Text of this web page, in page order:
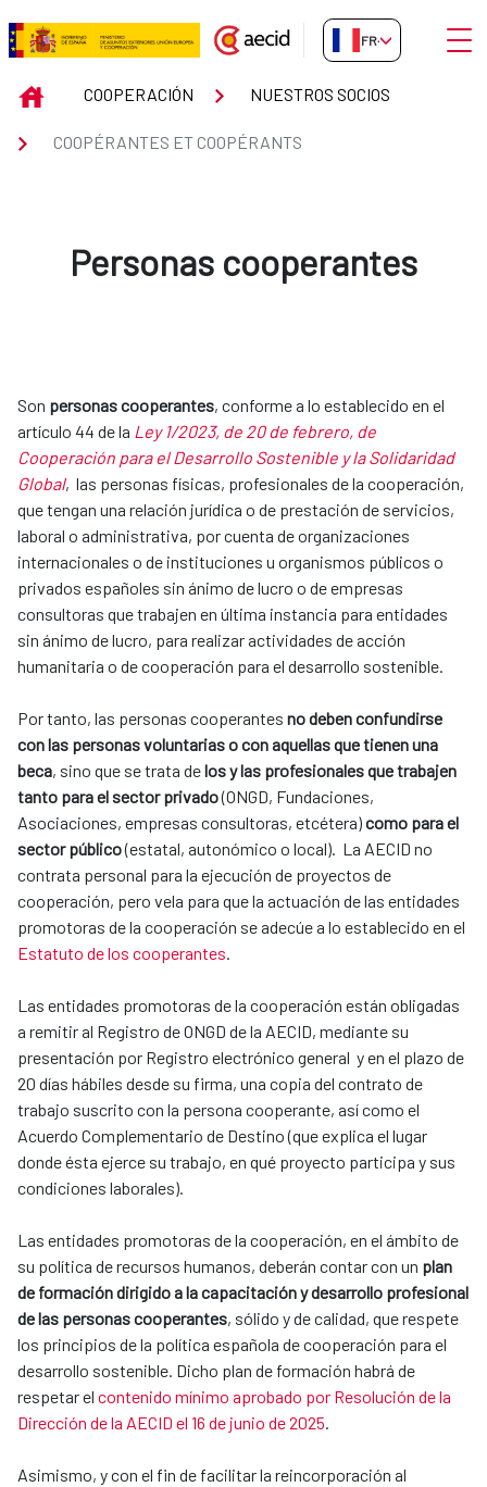
Saut au contenu principal
COOPÉRANTES ET
FR-FR
INICIOCOOPERACIÓN NUESTROS SOCIOS
COOPÉRANTES ET COOPÉRANTS
Personas cooperantes
Son personas cooperantes, conforme a lo establecido en el
artículo 44 de la Ley 1/2023, de 20 de febrero, de
Cooperación para el Desarrollo Sostenible y la Solidaridad
Global, las personas físicas, profesionales de la cooperación,
que tengan una relación jurídica o de prestación de servicios,
laboral o administrativa, por cuenta de organizaciones
internacionales o de instituciones u organismos públicos o
privados españoles sin ánimo de lucro o de empresas
consultoras que trabajen en última instancia para entidades
sin ánimo de lucro, para realizar actividades de acción
humanitaria o de cooperación para el desarrollo sostenible.
Por tanto, las personas cooperantes no deben confundirse
con las personas voluntarias o con aquellas que tienen una
beca, sino que se trata delos y las profesionales que trabajen
tanto para el sector privado(ONGD, Fundaciones,
Asociaciones, empresas consultoras, etcétera)como para el
sector público(estatal, autonómico o local). La AECID no
contrata personal para la ejecución de proyectos de
cooperación, pero vela para que la actuación de las entidades
promotoras de la cooperación se adecúe a lo establecido en el
Estatuto de los cooperantes.
Las entidades promotoras de la cooperación están obligadas
a remitir al Registro de ONGD de la AECID, mediante su
presentación por Registro electrónico general y en el plazo de
20 días hábiles desde su firma, una copia del contrato de
trabajo suscrito con la persona cooperante, así como el
Acuerdo Complementario de Destino (que explica el lugar
donde ésta ejerce su trabajo, en qué proyecto participa y sus
condiciones laborales).
Las entidades promotoras de la cooperación, en el ámbito de
su política de recursos humanos, deberán contar con un plan
de formación dirigido a la capacitación y desarrollo profesional
de las personas cooperantes, sólido y de calidad, que respete
los principios de la política española de cooperación para el
desarrollo sostenible. Dicho plan de formación habrá de
respetar el contenido mínimo aprobado por Resolución de la
Dirección de la AECID el 16 de junio de 2025.
Asimismo, y con el fin de facilitar la reincorporación al